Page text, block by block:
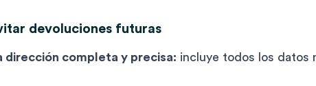
devoluciones futuras
dirección completa y precisa: incluye todos los datos